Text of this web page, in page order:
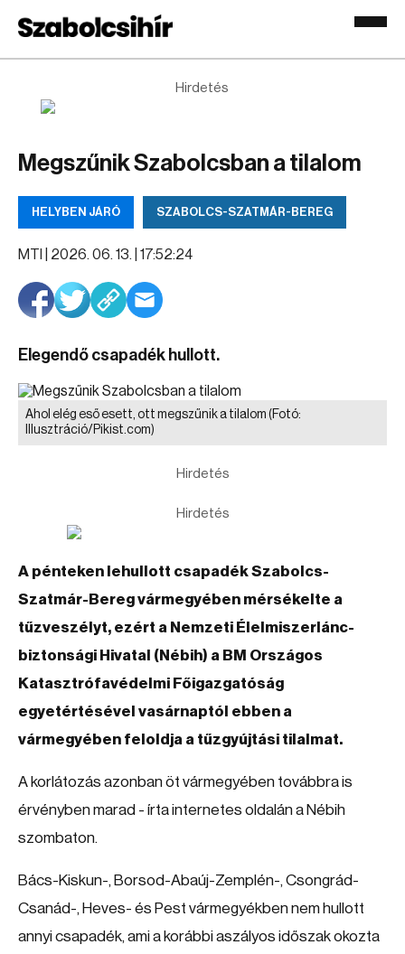
Hirdetés
Megszűnik Szabolcsban a tilalom
HELYBEN JÁRÓ SZABOLCS-SZATMÁR-BEREG
MTI | 2026. 06. 13. | 17:52:24
Elegendő csapadék hullott.
Ahol elég eső esett, ott megszűnik a tilalom (Fotó:
Illusztráció/Pikist.com)
Hirdetés
Hirdetés
A pénteken lehullott csapadék Szabolcs-
Szatmár-Bereg vármegyében mérsékelte a
tűzveszélyt, ezért a Nemzeti Élelmiszerlánc-
biztonsági Hivatal (Nébih) a BM Országos
Katasztrófavédelmi Főigazgatóság
egyetértésével vasárnaptól ebben a
vármegyében feloldja a tűzgyújtási tilalmat.
A korlátozás azonban öt vármegyében továbbra is
érvényben marad - írta internetes oldalán a Nébih
szombaton.
Bács-Kiskun-, Borsod-Abaúj-Zemplén-, Csongrád-
Csanád-, Heves- és Pest vármegyékben nem hullott
annyi csapadék, ami a korábbi aszályos időszak okozta